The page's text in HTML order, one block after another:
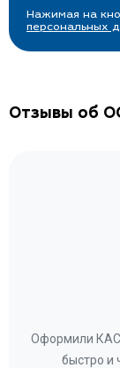
Нажимая на
персональных
Отзывы об
Оформили
быстро и